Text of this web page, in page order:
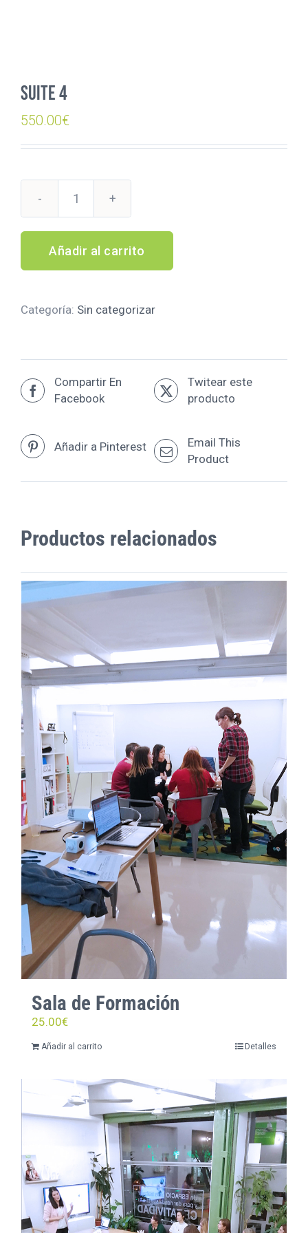
Suite 4
550.00€
Suite
4
Añadir al carrito
Categoría: Sin categorizar
Compartir En
Facebook
Twitear este
producto
Añadir a Pinterest
Email This
Product
Productos relacionados
Sala de Formación
25.00€
Añadir al carrito Detalles